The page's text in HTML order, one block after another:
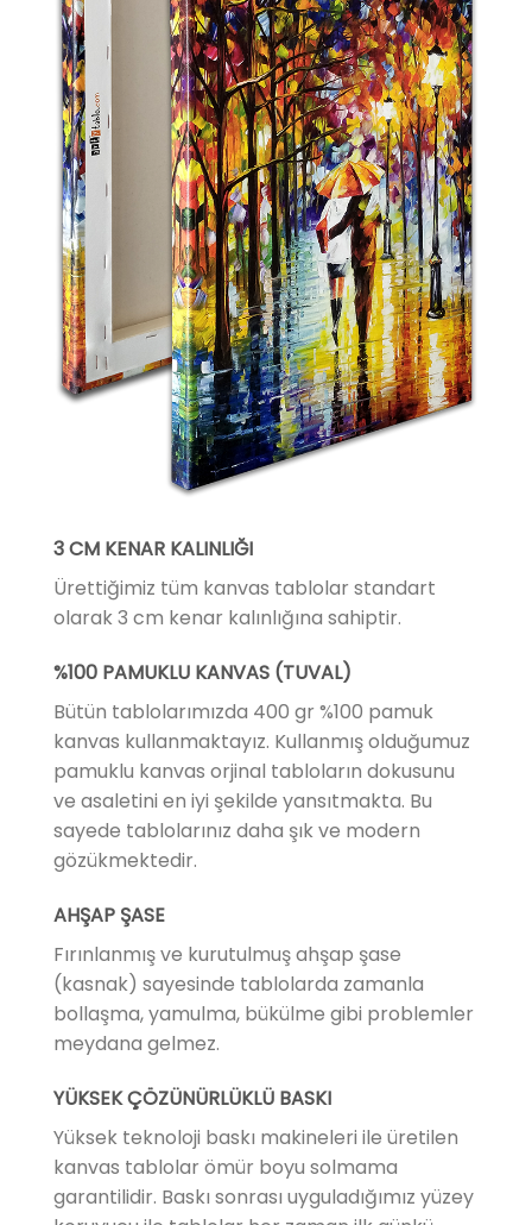
3 CM KENAR KALINLIĞI
Ürettiğimiz tüm kanvas tablolar standart
olarak 3 cm kenar kalınlığına sahiptir.
%100 PAMUKLU KANVAS (TUVAL)
Bütün tablolarımızda 400 gr %100 pamuk
kanvas kullanmaktayız. Kullanmış olduğumuz
pamuklu kanvas orjinal tabloların dokusunu
ve asaletini en iyi şekilde yansıtmakta. Bu
sayede tablolarınız daha şık ve modern
gözükmektedir.
AHŞAP ŞASE
Fırınlanmış ve kurutulmuş ahşap şase
(kasnak) sayesinde tablolarda zamanla
bollaşma, yamulma, bükülme gibi problemler
meydana gelmez.
YÜKSEK ÇÖZÜNÜRLÜKLÜ BASKI
Yüksek teknoloji baskı makineleri ile üretilen
kanvas tablolar ömür boyu solmama
garantilidir. Baskı sonrası uyguladığımız yüzey